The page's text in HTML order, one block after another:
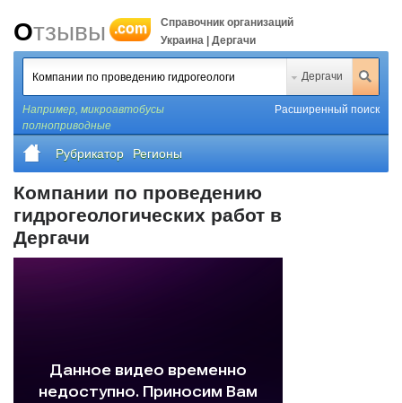
Отзывы .com
Справочник организаций
Украина | Дергачи
Дергачи
Например, микроавтобусы
полноприводные
Расширенный поиск
Рубрикатор Регионы
Компании по проведению
гидрогеологических работ в
Дергачи